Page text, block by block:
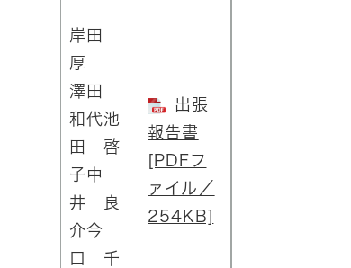
岸田
厚
澤田
和代池
田 啓
子中
井 良
介今
口 千
出張
報告書
[PDFフ
ァイル／
254KB]